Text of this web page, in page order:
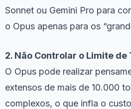
Sonnet ou Gemini Pro para
o Opus apenas para os
2. Não Controlar o Limite
O Opus pode realizar
extensos de mais de 10.000
complexos, o que infla o